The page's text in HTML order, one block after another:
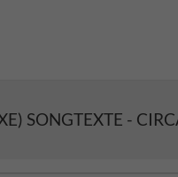
SONGTEXTE -